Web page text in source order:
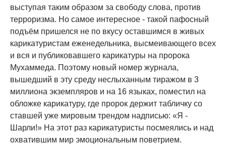
выступая таким образом за свободу слова, против
терроризма. Но самое интересное - такой пафосный
подъём пришелся не по вкусу оставшимся в живых
карикатуристам еженедельника, высмеивающего всех
и вся и публиковавшего карикатуры на пророка
Мухаммеда. Поэтому новый номер журнала,
вышедший в эту среду неслыханным тиражом в 3
миллиона экземпляров и на 16 языках, поместил на
обложке карикатуру, где пророк держит табличку со
ставшей уже мировым трендом надписью: «Я -
Шарли!» На этот раз карикатуристы посмеялись и над
охватившим мир эмоциональным поветрием.